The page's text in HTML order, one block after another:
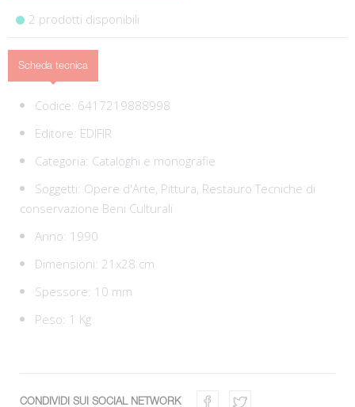
2 prodotti disponibili
Scheda tecnica
Codice: 6417219888998
Editore: EDIFIR
Categoria: Cataloghi e monografie
Soggetti: Opere d'Arte, Pittura, Restauro Tecniche di
conservazione Beni Culturali
Anno: 1990
Dimensioni: 21x28 cm
Spessore: 10 mm
Peso: 1 Kg
CONDIVIDI SUI SOCIAL NETWORK